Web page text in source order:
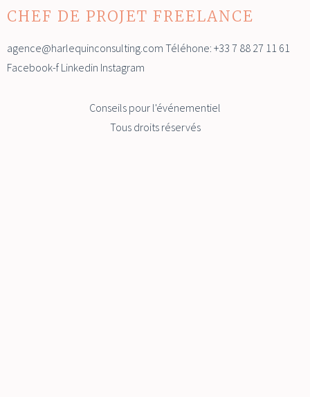
CHEF DE PROJET FREELANCE
agence@harlequinconsulting.com Téléhone: +33 7 88 27 11 61
Facebook-f Linkedin Instagram
Conseils pour l'événementiel
Tous droits réservés